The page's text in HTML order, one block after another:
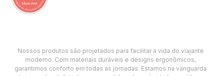
Nossos produtos são projetados para facilitar a vida do viajante
moderno. Com materiais duráveis e designs ergonômicos,
garantimos conforto em todas as jornadas. Estamos na vanguarda